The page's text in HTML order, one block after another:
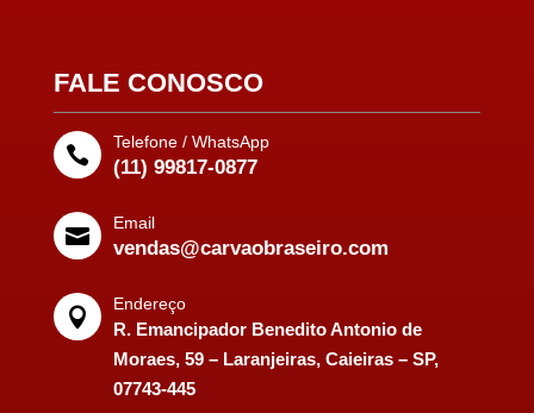
FALE CONOSCO

Telefone / WhatsApp
(11) 99817-0877

Email
vendas@carvaobraseiro.com

Endereço
R. Emancipador Benedito Antonio de
Moraes, 59 – Laranjeiras, Caieiras – SP,
07743-445